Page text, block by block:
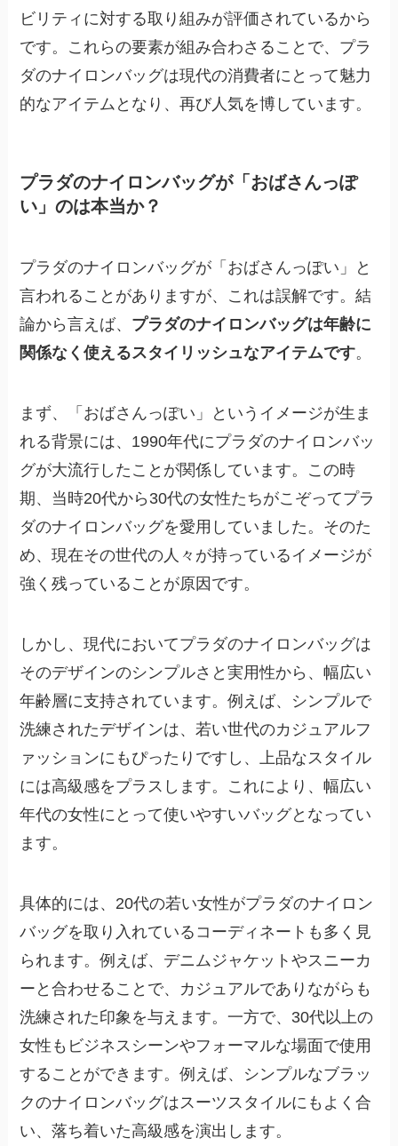
ビリティに対する取り組みが評価されているから
です。これらの要素が組み合わさることで、プラ
ダのナイロンバッグは現代の消費者にとって魅力
的なアイテムとなり、再び人気を博しています。
プラダのナイロンバッグが「おばさんっぽ
い」のは本当か？
プラダのナイロンバッグが「おばさんっぽい」と
言われることがありますが、これは誤解です。結
論から言えば、 プラダのナイロンバッグは年齢に
関係なく使えるスタイリッシュなアイテムです。
まず、「おばさんっぽい」というイメージが生ま
れる背景には、1990年代にプラダのナイロンバッ
グが大流行したことが関係しています。この時
期、当時20代から30代の女性たちがこぞってプラ
ダのナイロンバッグを愛用していました。そのた
め、現在その世代の人々が持っているイメージが
強く残っていることが原因です。
しかし、現代においてプラダのナイロンバッグは
そのデザインのシンプルさと実用性から、幅広い
年齢層に支持されています。例えば、シンプルで
洗練されたデザインは、若い世代のカジュアルフ
ァッションにもぴったりですし、上品なスタイル
には高級感をプラスします。これにより、幅広い
年代の女性にとって使いやすいバッグとなってい
ます。
具体的には、20代の若い女性がプラダのナイロン
バッグを取り入れているコーディネートも多く見
られます。例えば、デニムジャケットやスニーカ
ーと合わせることで、カジュアルでありながらも
洗練された印象を与えます。一方で、30代以上の
女性もビジネスシーンやフォーマルな場面で使用
することができます。例えば、シンプルなブラッ
クのナイロンバッグはスーツスタイルにもよく合
い、落ち着いた高級感を演出します。